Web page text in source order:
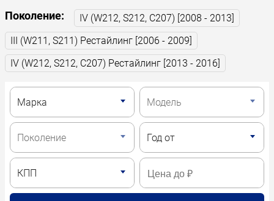
Поколение:
IV (W212, S212, C207) [2008 - 2013]
III (W211, S211) Рестайлинг [2006 - 2009]
IV (W212, S212, C207) Рестайлинг [2013 - 2016]